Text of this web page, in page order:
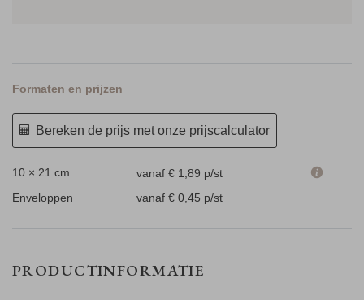
Formaten en prijzen
Bereken de prijs met onze prijscalculator
10 × 21 cm vanaf € 1,89 p/st
Enveloppen
vanaf € 0,45 p/st
PRODUCTINFORMATIE